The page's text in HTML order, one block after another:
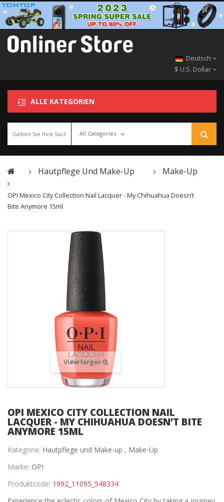
Deutsch
$ U.S. Dollar
ALLE KATEGORIEN
All Categories
Hautpflege Und Make-Up Make-Up
OPI Mexico City Collection Nail Lacquer - My Chihuahua Doesn’t
Bite Anymore 15ml
View larger
OPI MEXICO CITY COLLECTION NAIL
LACQUER - MY CHIHUAHUA DOESN’T BITE
ANYMORE 15ML
Kategorie: Hautpflege und Make-up , Make-Up
Marke: OPI
Produktcode: 1992_11095_548334